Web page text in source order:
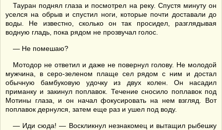
Тауран поднял глаза и посмотрел на реку. Спустя минуту он
уселся на обрыв и спустил ноги, которые почти доставали до
воды. Не известно, сколько он так просидел, разглядывая
водную гладь, пока рядом не прозвучал голос.
— Не помешаю?
Мотодор не ответил и даже не повернул голову. Не молодой
мужчина, в серо-зеленом плаще сел рядом с ним и достал
обычную бамбуковую удочку из двух колен. Он насадил
приманку и закинул поплавок. Течение сносило поплавок под
Мотины глаза, и он начал фокусировать на нем взгляд. Вот
поплавок дернулся, затем еще раз и ушел под воду.
— Иди сюда! — Воскликнул незнакомец и вытащил рыбешку